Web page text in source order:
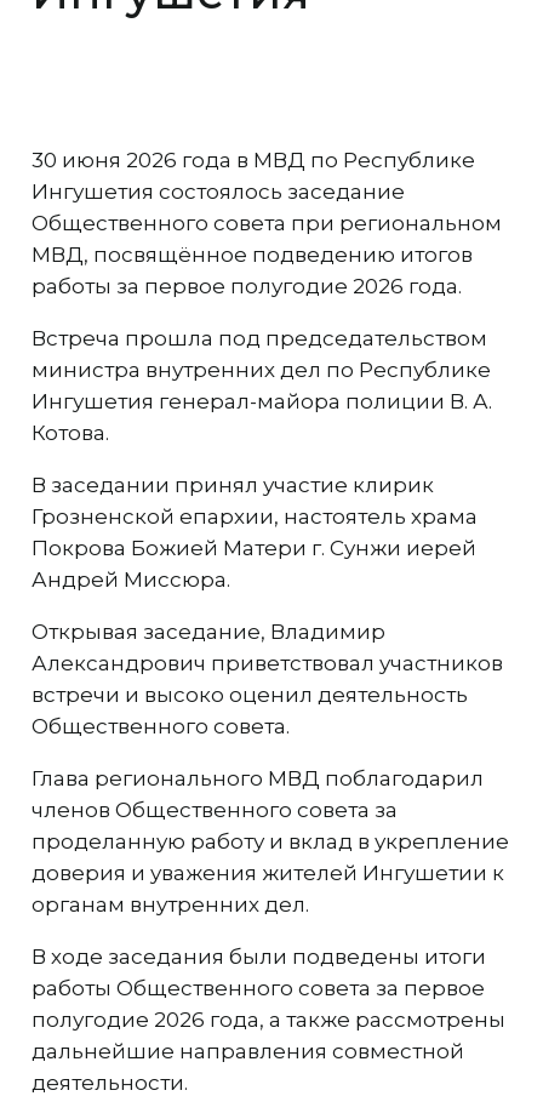
30 июня 2026 года в МВД по Республике
Ингушетия состоялось заседание
Общественного совета при региональном
МВД, посвящённое подведению итогов
работы за первое полугодие 2026 года.
Встреча прошла под председательством
министра внутренних дел по Республике
Ингушетия генерал-майора полиции В. А.
Котова.
В заседании принял участие клирик
Грозненской епархии, настоятель храма
Покрова Божией Матери г. Сунжи иерей
Андрей Миссюра.
Открывая заседание, Владимир
Александрович приветствовал участников
встречи и высоко оценил деятельность
Общественного совета.
Глава регионального МВД поблагодарил
членов Общественного совета за
проделанную работу и вклад в укрепление
доверия и уважения жителей Ингушетии к
органам внутренних дел.
В ходе заседания были подведены итоги
работы Общественного совета за первое
полугодие 2026 года, а также рассмотрены
дальнейшие направления совместной
деятельности.